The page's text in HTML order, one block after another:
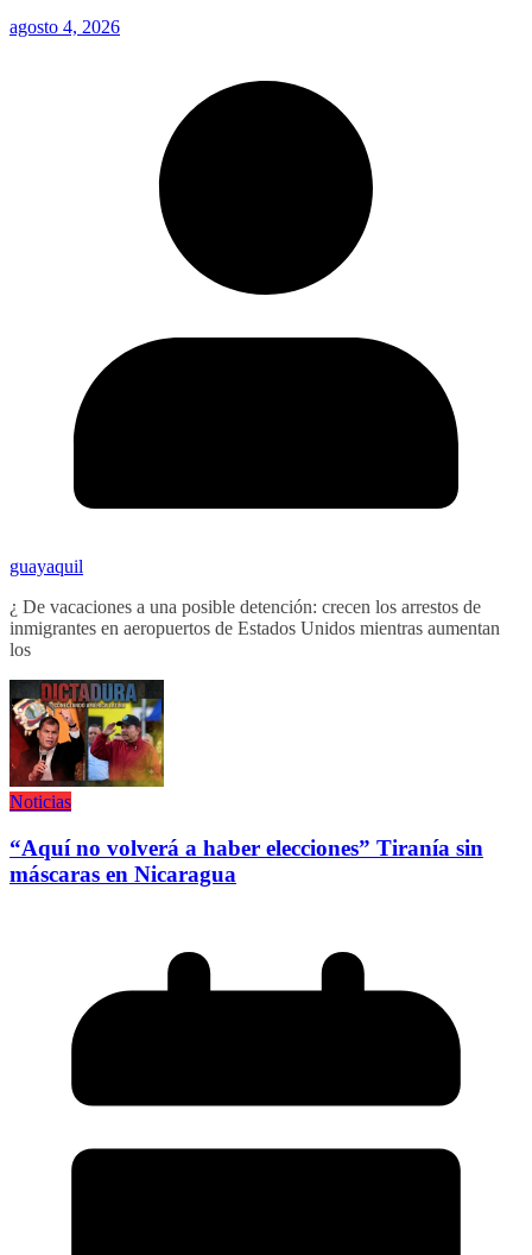
agosto 4, 2026
guayaquil
¿ De vacaciones a una posible detención: crecen los arrestos de
inmigrantes en aeropuertos de Estados Unidos mientras aumentan
los
Noticias
“Aquí no volverá a haber elecciones” Tiranía sin
máscaras en Nicaragua